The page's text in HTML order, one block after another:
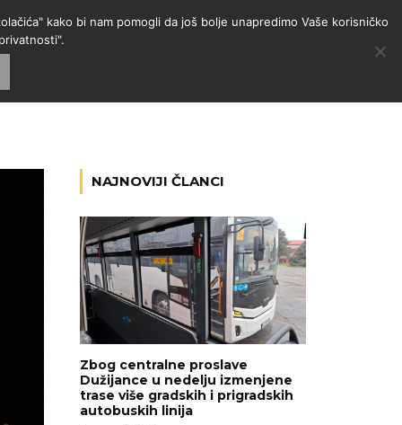
NAJNOVIJI ČLANCI
Zbog centralne proslave
Dužijance u nedelju izmenjene
trase više gradskih i prigradskih
autobuskih linija
kako bi nam pomogli da još bolje unapredimo Vaše korisničko